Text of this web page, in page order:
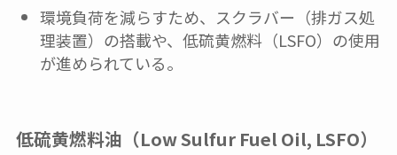
環境負荷を減らすため、スクラバー（排ガス処
理装置）の搭載や、低硫黄燃料（LSFO）の使用
が進められている。
低硫黄燃料油（Low Sulfur Fuel Oil, LSFO）